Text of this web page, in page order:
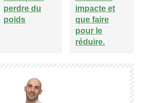
perdre du
poids
impacte et
que faire
pour le
réduire.